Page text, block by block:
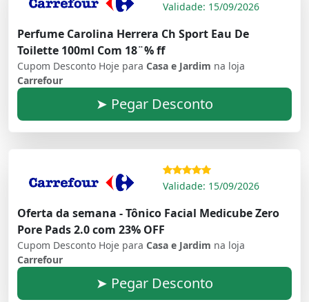
Validade: 15/09/2026
Perfume Carolina Herrera Ch Sport Eau De
Toilette 100ml Com 18¨% ff
Cupom Desconto Hoje para Casa e Jardim na loja
Carrefour
➤ Pegar Desconto
Validade: 15/09/2026
Oferta da semana - Tônico Facial Medicube Zero
Pore Pads 2.0 com 23% OFF
Cupom Desconto Hoje para Casa e Jardim na loja
Carrefour
➤ Pegar Desconto